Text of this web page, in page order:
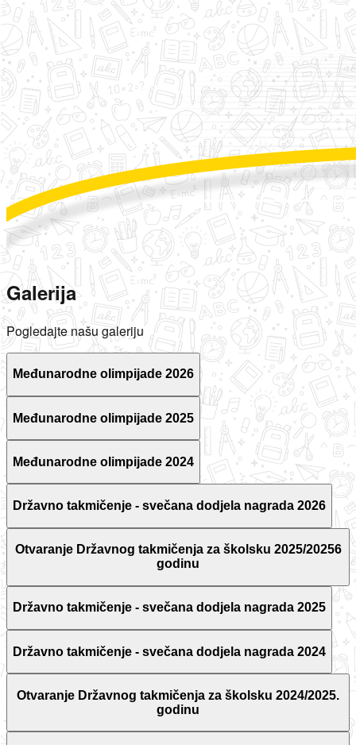
Galerija
Pogledajte našu galeriju
Međunarodne olimpijade 2026
Međunarodne olimpijade 2025
Međunarodne olimpijade 2024
Državno takmičenje - svečana dodjela nagrada 2026
Otvaranje Državnog takmičenja za školsku 2025/20256
godinu
Državno takmičenje - svečana dodjela nagrada 2025
Državno takmičenje - svečana dodjela nagrada 2024
Otvaranje Državnog takmičenja za školsku 2024/2025.
godinu